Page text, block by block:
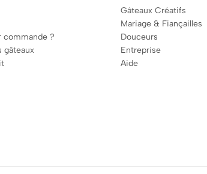
commande ?
gâteaux
Gâteaux Créatifs
Mariage & Fiançailles
Douceurs
Entreprise
Aide